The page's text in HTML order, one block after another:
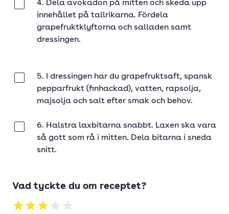
4. Dela avokadon på mitten och skeda upp
innehållet på tallrikarna. Fördela
grapefruktklyftorna och salladen samt
dressingen.
5. I dressingen har du grapefruktsaft, spansk
pepparfrukt (finhackad), vatten, rapsolja,
majsolja och salt efter smak och behov.
6. Halstra laxbitarna snabbt. Laxen ska vara
så gott som rå i mitten. Dela bitarna i sneda
snitt.
Vad tyckte du om receptet?